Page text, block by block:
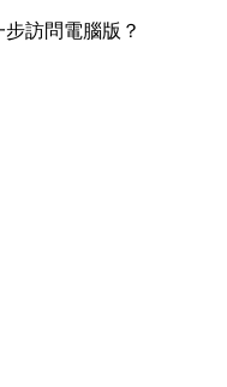
訪問電腦版？